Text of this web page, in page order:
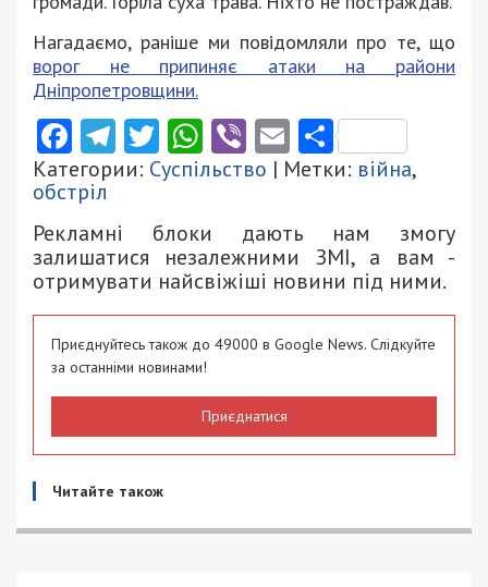
Нагадаємо, раніше ми повідомляли про те, що
ворог не припиняє атаки на райони
Дніпропетровщини.
Facebook
Telegram
Twitter
WhatsApp
ViberEmail
Категории: Суспільство | Метки: війна,
обстріл
Рекламні блоки дають нам змогу
залишатися незалежними ЗМІ, а вам -
отримувати найсвіжіші новини під ними.
Приєднуйтесь також до 49000 в Google News. Слідкуйте
за останніми новинами!
Приєднатися
Читайте також